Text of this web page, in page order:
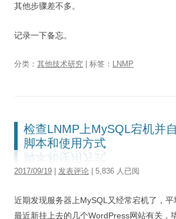
其他步骤差不多。
记录一下备忘。
分类： 其他技术研究 | 标签： LNMP
检查LNMP上MySQL宕机并
脚本和使用方式
2017/09/19 发表评论 | 5,836 人已阅
近期发现服务器上MySQL又经常宕机了，
最近新挂上去的几个WordPress网站有关，